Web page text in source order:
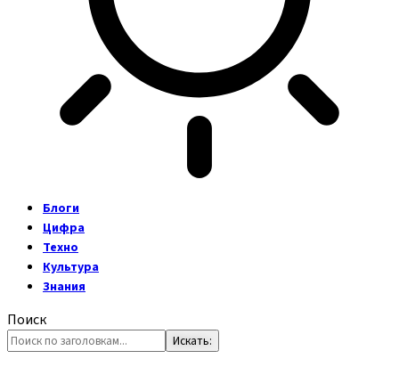
Блоги
Цифра
Техно
Культура
Знания
Поиск